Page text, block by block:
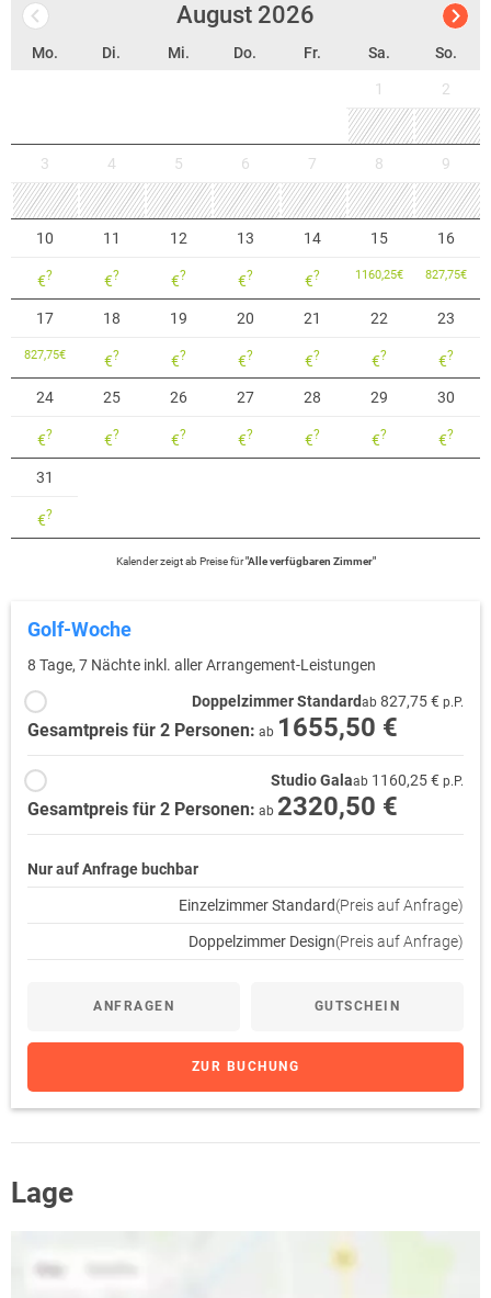
August 2026
Mo. Di. Mi. Do. Fr. Sa. So.
1 2
3 4 5 6 7 8 9
10
€?
11
€?
12
€?
13
€?
14
€?
15
1160,25€
16
827,75€
17
827,75€
18
€?
19
€?
20
€?
21
€?
22
€?
23
€?
24
€?
25
€?
26
€?
27
€?
28
€?
29
€?
30
€?
31
€?
Kalender zeigtab Preise für"Alle verfügbaren Zimmer"
Golf-Woche
8 Tage, 7 Nächte inkl. aller Arrangement-Leistungen
Doppelzimmer Standardab 827,75 € p.P.
Gesamtpreis für 2 Personen: ab 1655,50 €
Studio Galaab 1160,25 € p.P.
Gesamtpreis für 2 Personen: ab 2320,50 €
Nur auf Anfrage buchbar
Einzelzimmer Standard(Preis auf Anfrage)
Doppelzimmer Design(Preis auf Anfrage)
ANFRAGEN GUTSCHEIN
ZUR BUCHUNG
Lage